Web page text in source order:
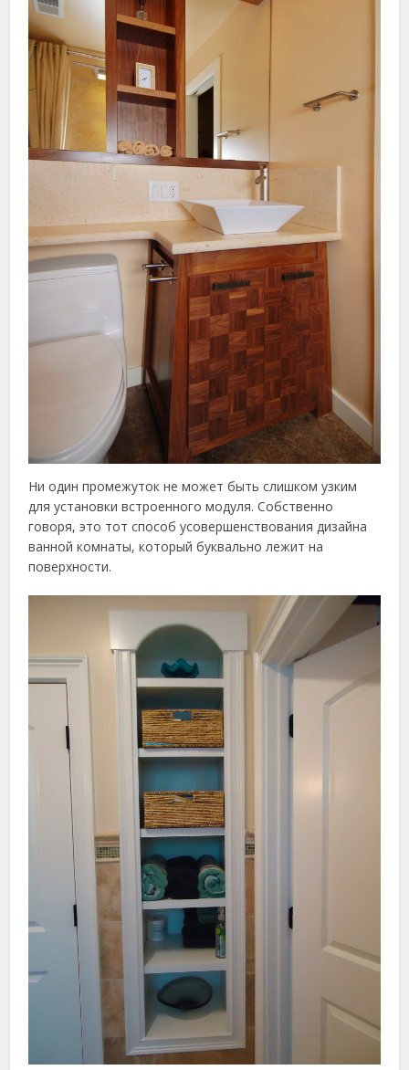
Ни один промежуток не может быть слишком узким
для установки встроенного модуля. Собственно
говоря, это тот способ усовершенствования дизайна
ванной комнаты, который буквально лежит на
поверхности.